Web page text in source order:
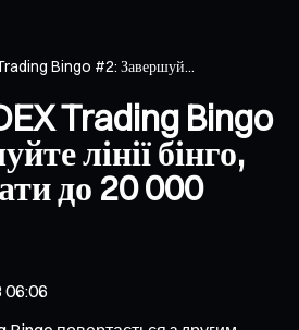
Bingo #2: Завершуй...
Trading Bingo
лінії бінго,
до 20 000